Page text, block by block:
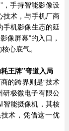
，手持智能影像设
技术，与手机厂商
手机影像生态的延
像屏幕”的入口，
心底气。
王牌”弯道入局
的跨界则是“技术
研极微电子有限公
智能摄像机，其核
术，凭借这一优